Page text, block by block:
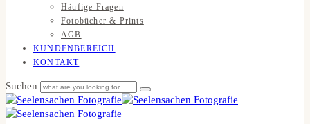
Häufige Fragen
Fotobücher & Prints
AGB
KUNDENBEREICH
KONTAKT
Suchen